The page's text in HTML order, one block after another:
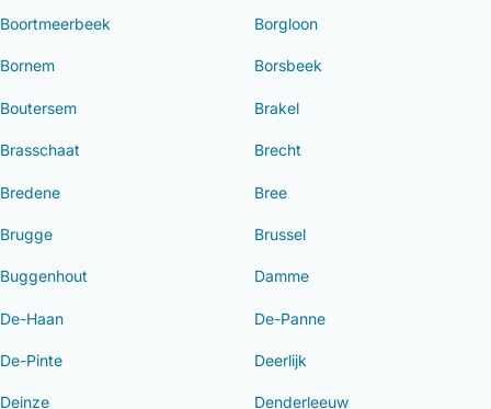
Boortmeerbeek Borgloon
Bornem Borsbeek
Boutersem Brakel
Brasschaat Brecht
Bredene Bree
Brugge Brussel
Buggenhout Damme
De-Haan De-Panne
De-Pinte Deerlijk
Deinze Denderleeuw